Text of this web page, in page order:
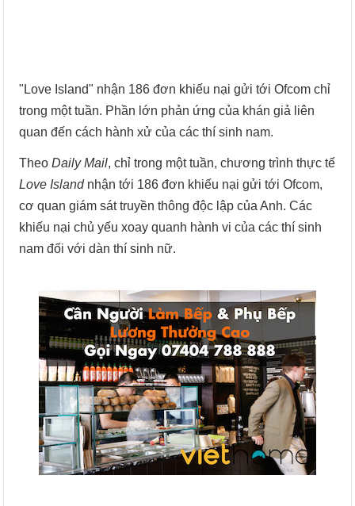
"Love Island" nhận 186 đơn khiếu nại gửi tới Ofcom chỉ
trong một tuần. Phần lớn phản ứng của khán giả liên
quan đến cách hành xử của các thí sinh nam.
TheoDaily Mail, chỉ trong một tuần, chương trình thực tế
Love Islandnhận tới 186 đơn khiếu nại gửi tới Ofcom,
cơ quan giám sát truyền thông độc lập của Anh. Các
khiếu nại chủ yếu xoay quanh hành vi của các thí sinh
nam đối với dàn thí sinh nữ.